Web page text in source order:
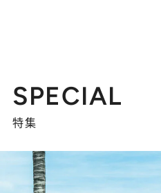
SPECIAL
特集